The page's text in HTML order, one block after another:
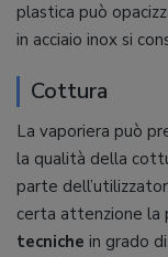
plastica può
in acciaio inox si
Cottura
La vaporiera può
la qualità della
parte
certa attenzione la
tecniche in grado